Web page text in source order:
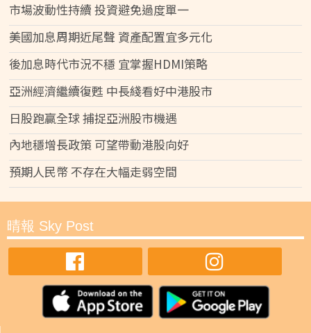
市場波動性持續 投資避免過度單一
美國加息周期近尾聲 資產配置宜多元化
後加息時代市況不穩 宜掌握HDMI策略
亞洲經濟繼續復甦 中長綫看好中港股市
日股跑贏全球 捕捉亞洲股市機遇
內地穩增長政策 可望帶動港股向好
預期人民幣 不存在大幅走弱空間
晴報 Sky Post